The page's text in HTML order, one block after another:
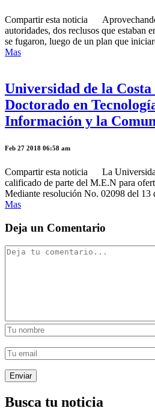
Compartir esta noticia
autoridades, dos reclusos que estaban
se fugaron, luego de un plan que
Mas
Universidad de la Costa
Doctorado en
Información y la
Feb 27 2018 06:58 am
Compartir esta noticia La
calificado de parte del M.E.N para
Mediante resolución No. 02098 del 13
Mas
Deja un Comentario
Busca tu noticia